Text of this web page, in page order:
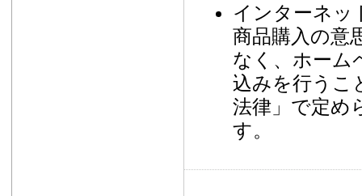
インターネッ
商品購入の意
なく、ホーム
込みを行うこ
法律」で定め
す。